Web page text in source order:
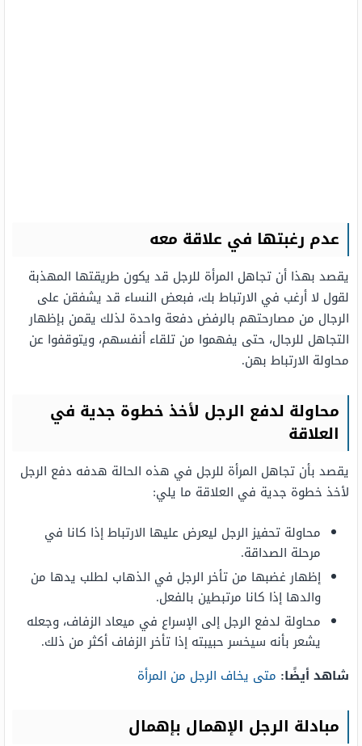
عدم رغبتها في علاقة معه
يقصد بهذا أن تجاهل المرأة للرجل قد يكون طريقتها المهذبة
لقول لا أرغب في الارتباط بك، فبعض النساء قد يشفقن على
الرجال من مصارحتهم بالرفض دفعة واحدة لذلك يقمن بإظهار
التجاهل للرجال، حتى يفهموا من تلقاء أنفسهم، ويتوقفوا عن
محاولة الارتباط بهن.
محاولة لدفع الرجل لأخذ خطوة جدية في
العلاقة
يقصد بأن تجاهل المرأة للرجل في هذه الحالة هدفه دفع الرجل
لأخذ خطوة جدية في العلاقة ما يلي:
محاولة تحفيز الرجل ليعرض عليها الارتباط إذا كانا في
مرحلة الصداقة.
إظهار غضبها من تأخر الرجل في الذهاب لطلب يدها من
والدها إذا كانا مرتبطين بالفعل.
محاولة لدفع الرجل إلى الإسراع في ميعاد الزفاف، وجعله
يشعر بأنه سيخسر حبيبته إذا تأخر الزفاف أكثر من ذلك.
شاهد أيضًا: متى يخاف الرجل من المرأة
مبادلة الرجل الإهمال بإهمال